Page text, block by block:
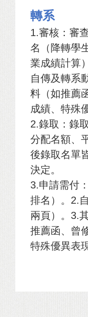
轉系
1.審核：審
名（降轉學
業成績計算
自傳及轉系
料（如推薦
成績、特殊
2.錄取：錄
分配名額、
後錄取名單
決定。
3.申請需付
排名）。2.
兩頁）。3.
推薦函、曾
特殊優異表